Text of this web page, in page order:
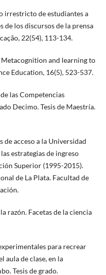
irrestricto de estudiantes a
de los discursos de la prensa
22(54), 113-134.
Metacognition and learning to
Education, 16(5), 523-537.
las Competencias
Decimo. Tesis de Maestría.
de acceso a la Universidad
estrategias de ingreso
Superior (1995-2015).
de La Plata. Facultad de
razón. Facetas de la ciencia
para recrear
aula de clase, en la
Tesis de grado.